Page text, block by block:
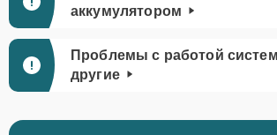
аккумулятором
Проблемы с работой
другие